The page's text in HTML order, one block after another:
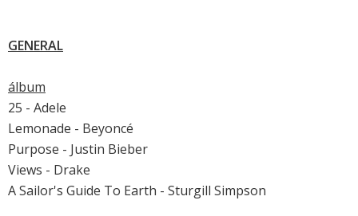
GENERAL
álbum
25 - Adele
Lemonade - Beyoncé
Purpose - Justin Bieber
Views - Drake
A Sailor's Guide To Earth - Sturgill Simpson